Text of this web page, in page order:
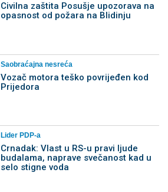
Civilna zaštita Posušje upozorava na
opasnost od požara na Blidinju
Saobraćajna nesreća
Vozač motora teško povrijeđen kod
Prijedora
Lider PDP-a
Crnadak: Vlast u RS-u pravi ljude
budalama, naprave svečanost kad u
selo stigne voda